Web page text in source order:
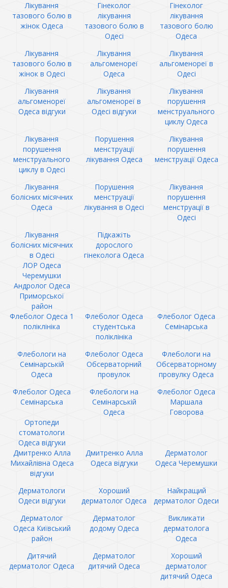
Лікування
тазового болю в
жінок Одеса
Гінеколог
лікування
тазового болю в
Одесі
Гінеколог
лікування
тазового болю
Одеса
Лікування
тазового болю в
жінок в Одесі
Лікування
альгоменореї
Одеса
Лікування
альгоменореї в
Одесі
Лікування
альгоменореї
Одеса відгуки
Лікування
альгоменореї в
Одесі відгуки
Лікування
порушення
менструального
циклу Одеса
Лікування
порушення
менструального
циклу в Одесі
Порушення
менструації
лікування Одеса
Лікування
порушення
менструації Одеса
Лікування
болісних місячних
Одеса
Порушення
менструації
лікування в Одесі
Лікування
порушення
менструації в
Одесі
Лікування
болісних місячних
в Одесі
Підкажіть
дорослого
гінеколога Одеса
ЛОР Одеса
Черемушки
Андролог Одеса
Приморської
район
Флеболог Одеса 1
поліклініка
Флеболог Одеса
студентська
поліклініка
Флеболог Одеса
Семінарська
Флебологи на
Семінарській
Одеса
Флеболог Одеса
Обсерваторний
провулок
Флебологи на
Обсерваторному
провулку Одеса
Флеболог Одеса
Семінарська
Флебологи на
Семінарській
Одеса
Флеболог Одеса
Маршала
Говорова
Ортопеди
стоматологи
Одеса відгуки
Дмитренко Алла
Михайлівна Одеса
відгуки
Дмитренко Алла
Одеса відгуки
Дерматолог
Одеса Черемушки
Дерматологи
Одеси відгуки
Хороший
дерматолог Одеса
Найкращий
дерматолог Одеси
Дерматолог
Одеса Київський
район
Дерматолог
додому Одеса
Викликати
дерматолога
Одеса
Дитячий
дерматолог Одеса
Дерматолог
дитячий Одеса
Хороший
дерматолог
дитячий Одеса